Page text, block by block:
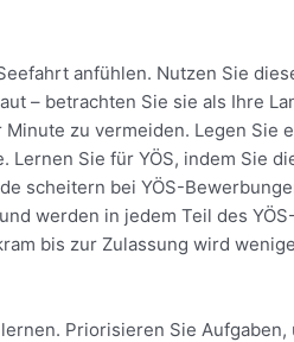
anfühlen. Nutzen Sie
– betrachten Sie sie als Ihre
zu vermeiden. Legen
Sie für YÖS, indem Sie
scheitern bei YÖS-
werden in jedem Teil des
bis zur Zulassung wird
Priorisieren Sie